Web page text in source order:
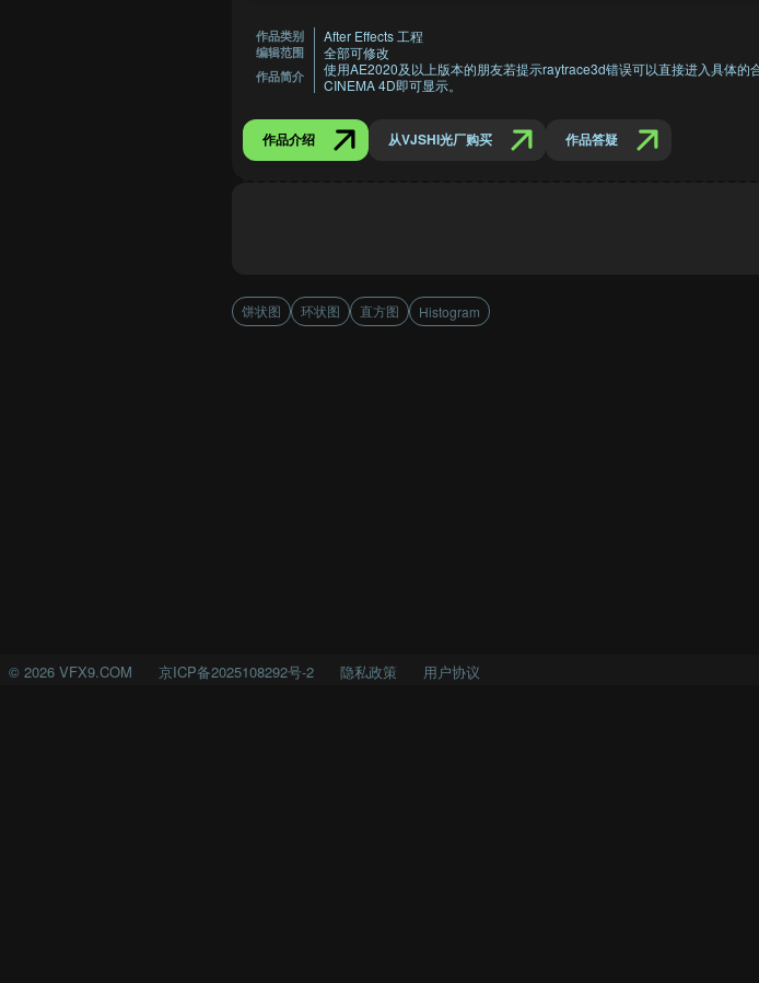
© 2026 VFX9.COM 京ICP备2025108292号-2 隐私政策 用户协议
作品类别 After Effects 工程
编辑范围 全部可修改
作品简介
使用AE2020及以上版本的朋友若提示raytrace3d错误可以直接进入具体
CINEMA 4D即可显示。
作品介绍 从VJSHI光厂购买 作品答疑
饼状图 环状图 直方图 Histogram